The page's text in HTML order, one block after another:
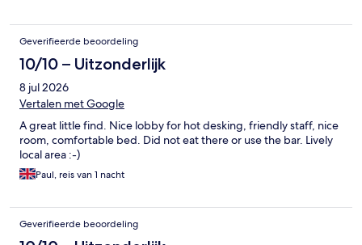
Geverifieerde beoordeling
10/10 – Uitzonderlijk
8 jul 2026
Vertalen met Google
A great little find. Nice lobby for hot desking, friendly staff, nice
room, comfortable bed. Did not eat there or use the bar. Lively
local area :-)
Paul, reis van 1 nacht
Geverifieerde beoordeling